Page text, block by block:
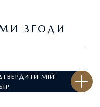
ПРОПОЗИЦІЮ
ЗГОДИ
МІЙ